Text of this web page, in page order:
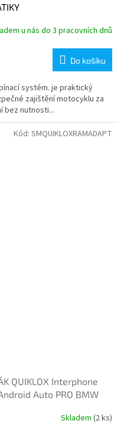
u nás do 3 pracovních dnů
Do košíku
systém. je praktický
zajištění motocyklu za
bez nutnosti...
QUIKLOX Interphone
Auto PRO BMW
Skladem (2 ks)
Kód: SMQUIKLOXRAMADAPT